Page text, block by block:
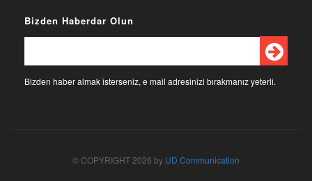
Bizden Haberdar Olun
Bizden haber almak isterseniz, e mail adresinizi bırakmanız yeterli.
© COPYRIGHT 2026 by UD Communication